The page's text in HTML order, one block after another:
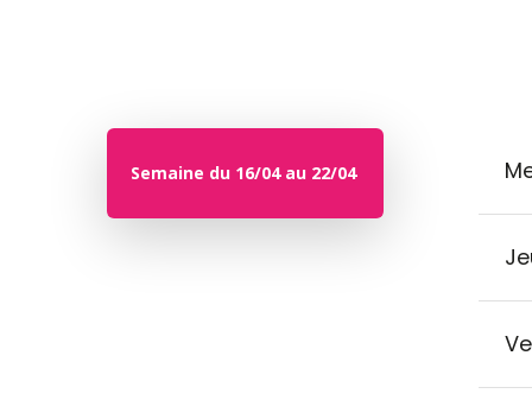
Semaine du 16/04 au 22/04